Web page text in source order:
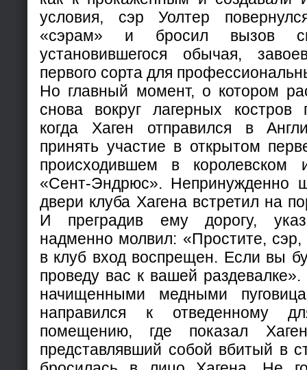
условия, сэр Уолтер
«сэрам» и бросил вызов
установившегося обычая,
первого сорта для
Но главный момент, о котором
снова вокруг лагерных костров
когда Хаген отправился в
принять участие в открытом
происходившем в королевском
«Сент-Эндрюс». Непринужденно
двери клуба Хагена встретил на
И преградив ему дорогу,
надменно молвил: «Простите,
в клуб вход воспрещен. Если вы
проведу вас к вашей
начищенными медными
направился к отведенному
помещению, где показал
представлявший собой вбитый в